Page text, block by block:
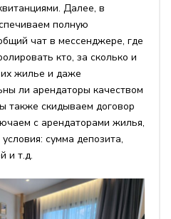
Далее, в
полную
чат в мессенджере, где
кто, за сколько и
жилье и даже
ли арендаторы качеством
также скидываем договор
с арендаторами жилья,
сумма депозита,
и т.д.